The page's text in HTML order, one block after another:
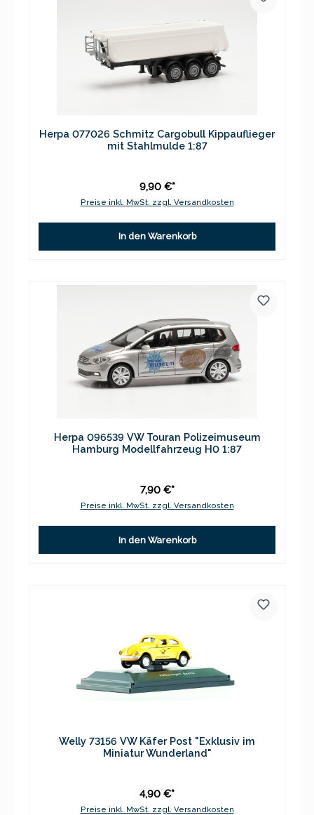
Herpa 077026 Schmitz Cargobull Kippauflieger
mit Stahlmulde 1:87
9,90 €*
Preise inkl. MwSt. zzgl. Versandkosten
In den Warenkorb
Herpa 096539 VW Touran Polizeimuseum
Hamburg Modellfahrzeug H0 1:87
7,90 €*
Preise inkl. MwSt. zzgl. Versandkosten
In den Warenkorb
Welly 73156 VW Käfer Post "Exklusiv im
Miniatur Wunderland"
4,90 €*
Preise inkl. MwSt. zzgl. Versandkosten